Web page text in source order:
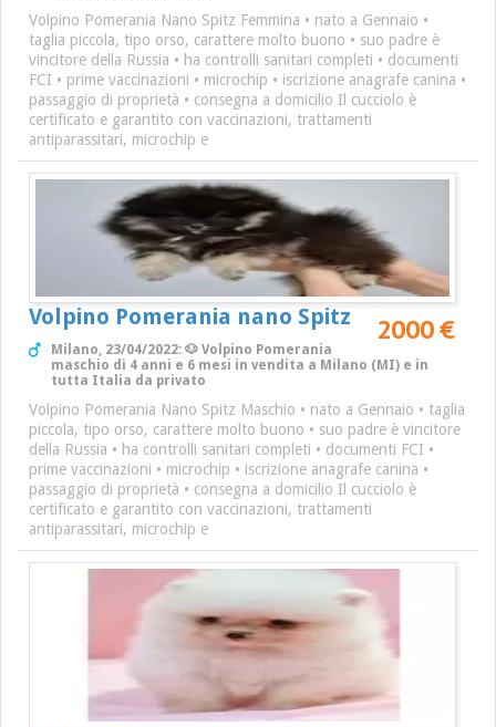
Volpino Pomerania Nano Spitz Femmina • nato a Gennaio •
taglia piccola, tipo orso, carattere molto buono • suo padre è
vincitore della Russia • ha controlli sanitari completi • documenti
FCI • prime vaccinazioni • microchip • iscrizione anagrafe canina •
passaggio di proprietà • consegna a domicilio Il cucciolo è
certificato e garantito con vaccinazioni, trattamenti
antiparassitari, microchip e
Volpino Pomerania nano Spitz 2000 €
Milano, 23/04/2022: 🐶 Volpino Pomerania
maschio di 4 anni e 6 mesi in vendita a Milano (MI) e in
tutta Italia da privato
Volpino Pomerania Nano Spitz Maschio • nato a Gennaio • taglia
piccola, tipo orso, carattere molto buono • suo padre è vincitore
della Russia • ha controlli sanitari completi • documenti FCI •
prime vaccinazioni • microchip • iscrizione anagrafe canina •
passaggio di proprietà • consegna a domicilio Il cucciolo è
certificato e garantito con vaccinazioni, trattamenti
antiparassitari, microchip e